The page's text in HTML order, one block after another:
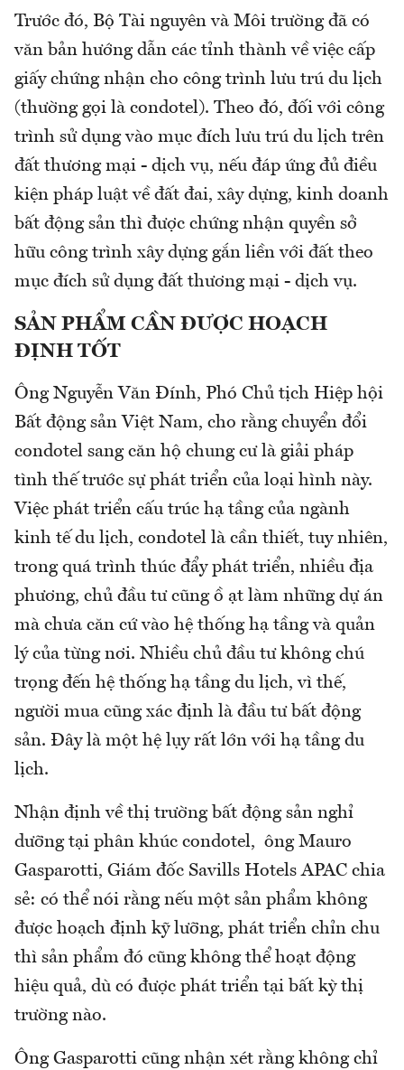
Trước đó, Bộ Tài nguyên và Môi trường đã có
văn bản hướng dẫn các tỉnh thành về việc cấp
giấy chứng nhận cho công trình lưu trú du lịch
(thường gọi là condotel). Theo đó, đối với công
trình sử dụng vào mục đích lưu trú du lịch trên
đất thương mại - dịch vụ, nếu đáp ứng đủ điều
kiện pháp luật về đất đai, xây dựng, kinh doanh
bất động sản thì được chứng nhận quyền sở
hữu công trình xây dựng gắn liền với đất theo
mục đích sử dụng đất thương mại - dịch vụ.
SẢN PHẨM CẦN ĐƯỢC HOẠCH
ĐỊNH TỐT
Ông Nguyễn Văn Đính, Phó Chủ tịch Hiệp hội
Bất động sản Việt Nam, cho rằng chuyển đổi
condotel sang căn hộ chung cư là giải pháp
tình thế trước sự phát triển của loại hình này.
Việc phát triển cấu trúc hạ tầng của ngành
kinh tế du lịch, condotel là cần thiết, tuy nhiên,
trong quá trình thúc đẩy phát triển, nhiều địa
phương, chủ đầu tư cũng ồ ạt làm những dự án
mà chưa căn cứ vào hệ thống hạ tầng và quản
lý của từng nơi. Nhiều chủ đầu tư không chú
trọng đến hệ thống hạ tầng du lịch, vì thế,
người mua cũng xác định là đầu tư bất động
sản. Đây là một hệ lụy rất lớn với hạ tầng du
lịch.
Nhận định về thị trường bất động sản nghỉ
dưỡng tại phân khúc condotel, ông Mauro
Gasparotti, Giám đốc Savills Hotels APAC chia
sẻ: có thể nói rằng nếu một sản phẩm không
được hoạch định kỹ lưỡng, phát triển chỉn chu
thì sản phẩm đó cũng không thể hoạt động
hiệu quả, dù có được phát triển tại bất kỳ thị
trường nào.
Ông Gasparotti cũng nhận xét rằng không chỉ